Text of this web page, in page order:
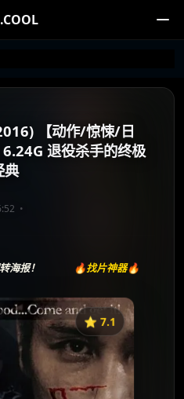
【动作/惊悚/日
退役杀手的终极
典
海报！ 🔥找片神器🔥
⭐️ 7.1
| 🎬 2016年